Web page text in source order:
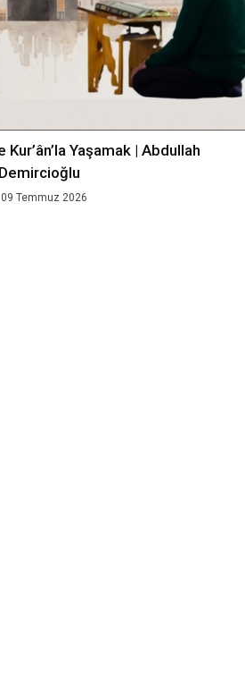
Kur’ân’la Yaşamak | Abdullah
Demircioğlu
09 Temmuz 2026